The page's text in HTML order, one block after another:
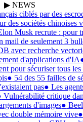
▶ NEWS
ciblés par des
des sociétés chinoises
Musk recrute : pour
de seulement 3
avec recherche
d'applications d'IA●
pour sécuriser tous
●54 des 55 failles de
pas●Les
critique
d'images●
double mémoire vive●